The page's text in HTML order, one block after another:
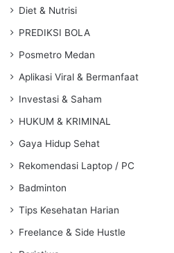
Diet & Nutrisi
PREDIKSI BOLA
Posmetro Medan
Aplikasi Viral & Bermanfaat
Investasi & Saham
HUKUM & KRIMINAL
Gaya Hidup Sehat
Rekomendasi Laptop / PC
Badminton
Tips Kesehatan Harian
Freelance & Side Hustle